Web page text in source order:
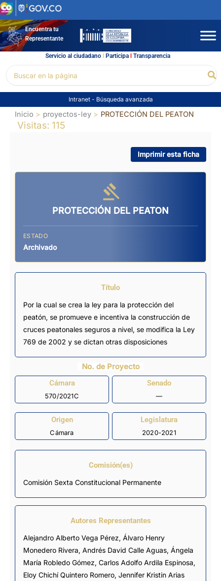
Ir
al
contenidoEncuentra tu
Representante
Servicio al ciudadano l Participal Transparencia
por:
Intranet - Búsqueda avanzada
Inicio proyectos-ley PROTECCIÓN DEL PEATON
Visitas: 115
Imprimir esta ficha
PROTECCIÓN DEL PEATON
ESTADO
Archivado
Título
Por la cual se crea la ley para la protección del
peatón, se promueve e incentiva la construcción de
cruces peatonales seguros a nivel, se modifica la Ley
769 de 2002 y se dictan otras disposiciones
No. de Proyecto
Cámara
570/2021C
Senado
—
Origen
Cámara
Legislatura
2020-2021
Comisión(es)
Comisión Sexta Constitucional Permanente
Autores Representantes
Alejandro Alberto Vega Pérez, Álvaro Henry
Monedero Rivera, Andrés David Calle Aguas, Ángela
María Robledo Gómez, Carlos Adolfo Ardila Espinosa,
Eloy Chichí Quintero Romero, Jennifer Kristin Arias